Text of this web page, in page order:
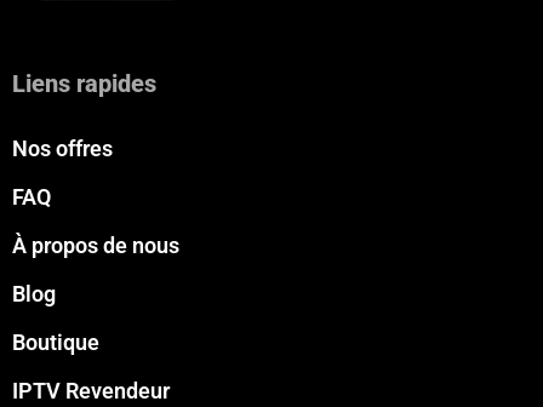
Liens rapides
Nos offres
FAQ
À propos de nous
Blog
Boutique
IPTV Revendeur